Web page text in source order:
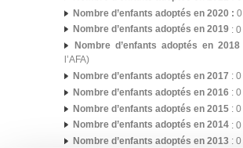
Nombre d’enfants adoptés en 2020 : 0
Nombre d’enfants adoptés en 2019 : 0
Nombre d’enfants adoptés en 2018
l’AFA)
Nombre d’enfants adoptés en 2017 : 0
Nombre d’enfants adoptés en 2016 : 0
Nombre d’enfants adoptés en 2015 : 0
Nombre d’enfants adoptés en 2014: 0
Nombre d’enfants adoptés en 2013: 0